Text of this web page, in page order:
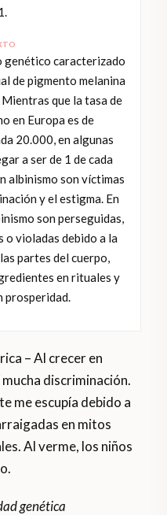
genético caracterizado
de pigmento melanina
que la tasa de
en Europa es de
20.000, en algunas
a ser de 1 de cada
albinismo son víctimas
y el estigma. En
son perseguidas,
o violadas debido a la
partes del cuerpo,
en rituales y
prosperidad.
– Al crecer en
discriminación.
me escupía debido a
en mitos
Al verme, los niños
genética